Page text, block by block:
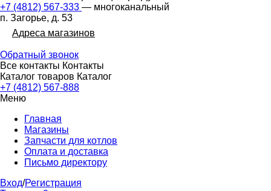
+7 (4812) 567-333 — многоканальный
п. Загорье, д. 53
Адреса магазинов
Обратный звонок
Все контакты Контакты
Каталог товаров Каталог
+7 (4812) 567-888
Меню
Главная
Магазины
Запчасти для котлов
Оплата и доставка
Письмо директору
Вход/Регистрация